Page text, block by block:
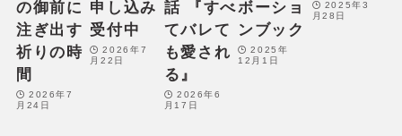
の御前に
注ぎ出す
祈りの時
間
2026年7
月24日
申し込み
受付中
2026年7
月22日
話 『すべ
てバレて
も愛され
る』
2026年6
月17日
ボーショ
ンブック
2025年
12月1日
2025年3
月28日